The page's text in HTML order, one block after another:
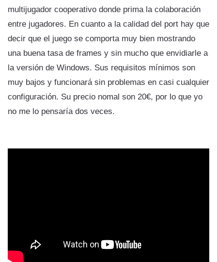
multijugador cooperativo donde prima la colaboración
entre jugadores. En cuanto a la calidad del port hay que
decir que el juego se comporta muy bien mostrando
una buena tasa de frames y sin mucho que envidiarle a
la versión de Windows. Sus requisitos mínimos son
muy bajos y funcionará sin problemas en casi cualquier
configuración. Su precio nomal son 20€, por lo que yo
no me lo pensaría dos veces.